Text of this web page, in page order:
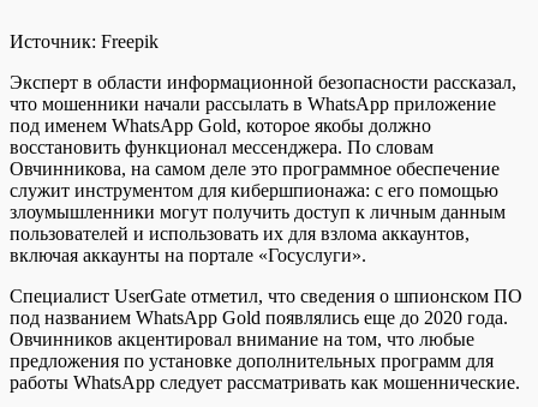
Источник: Freepik
Эксперт в области информационной безопасности рассказал,
что мошенники начали рассылать в WhatsApp приложение
под именем WhatsApp Gold, которое якобы должно
восстановить функционал мессенджера. По словам
Овчинникова, на самом деле это программное обеспечение
служит инструментом для кибершпионажа: с его помощью
злоумышленники могут получить доступ к личным данным
пользователей и использовать их для взлома аккаунтов,
включая аккаунты на портале «Госуслуги».
Специалист UserGate отметил, что сведения о шпионском ПО
под названием WhatsApp Gold появлялись еще до 2020 года.
Овчинников акцентировал внимание на том, что любые
предложения по установке дополнительных программ для
работы WhatsApp следует рассматривать как мошеннические.